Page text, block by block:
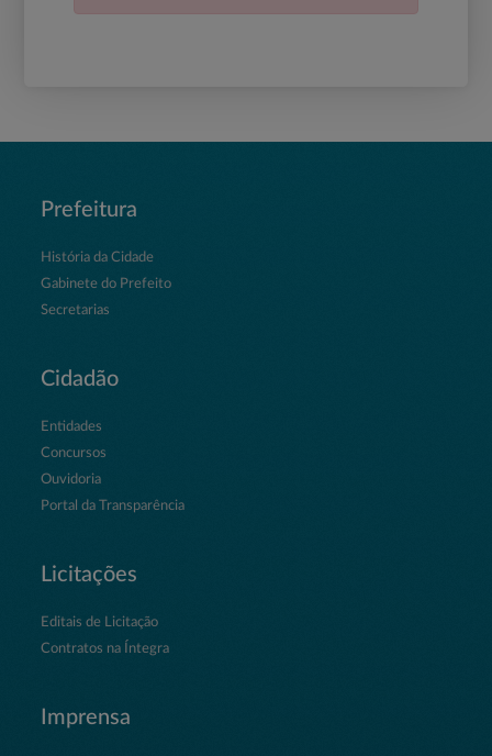
Prefeitura
História da Cidade
Gabinete do Prefeito
Secretarias
Cidadão
Entidades
Concursos
Ouvidoria
Portal da Transparência
Licitações
Editais de Licitação
Contratos na Íntegra
Imprensa